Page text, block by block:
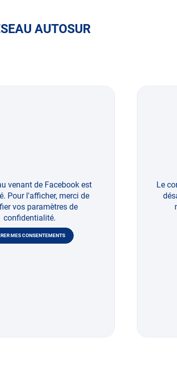
AUTOSUR
venant de Facebook est
Pour l'afficher, merci de
vos paramètres de
confidentialité.
MES CONSENTEMENTS
Le